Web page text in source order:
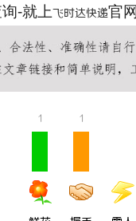
-就上飞时达快递官
1 1